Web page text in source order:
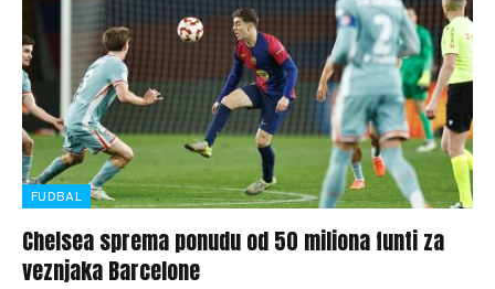
FUDBAL
Chelsea sprema ponudu od 50 miliona funti za
veznjaka Barcelone